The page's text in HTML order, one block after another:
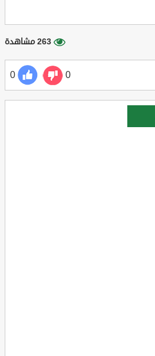
263 مشاهدة
0
0